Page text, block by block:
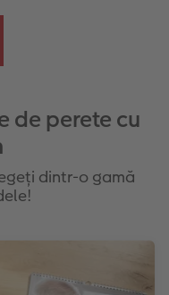
de perete cu
dintr-o gamă